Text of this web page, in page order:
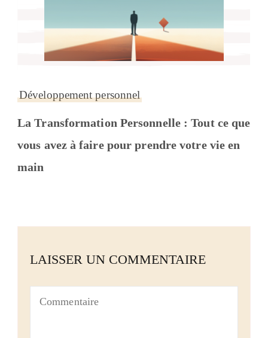
Développement personnel
La Transformation Personnelle : Tout ce que
vous avez à faire pour prendre votre vie en
main
LAISSER UN COMMENTAIRE